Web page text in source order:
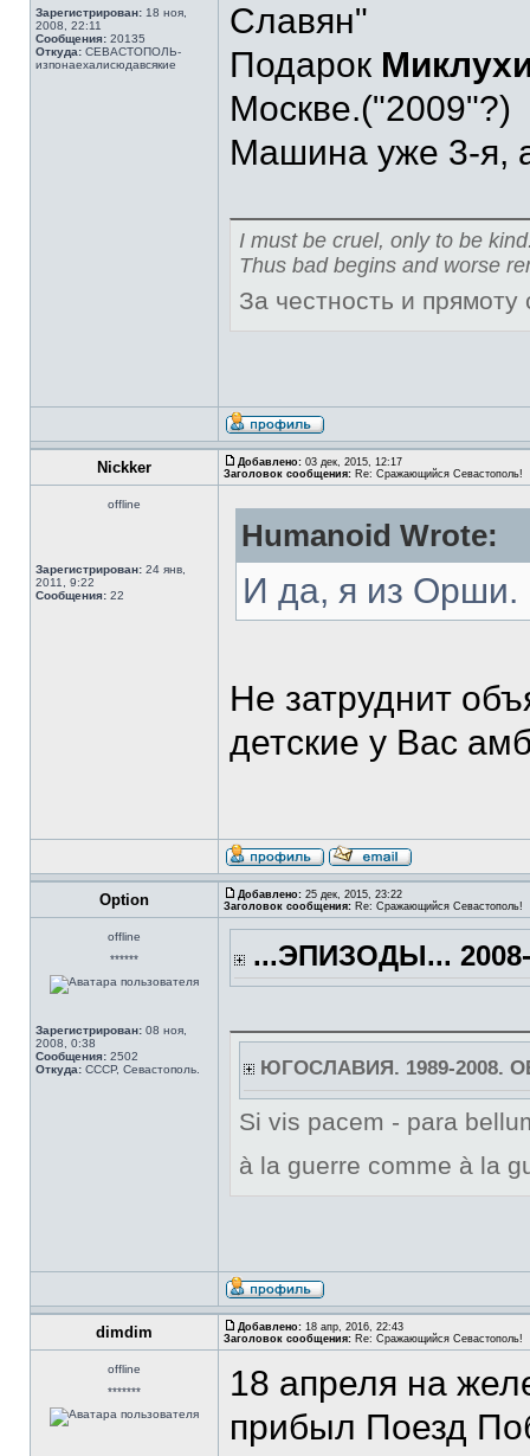
Зарегистрирован: 18 ноя,
2008, 22:11
Сообщения: 20135
Откуда: СЕВАСТОПОЛЬ-
изпонаехалисюдавсякие
Славян"
Подарок
Москве.("2009"?)
Машина уже 3-я,
I must be cruel, only to be
Thus bad begins and worse
За честность и
Nickker Добавлено: 03 дек, 2015, 12:17
Заголовок сообщения: Re: Сражающийся Севастополь!
offline
Зарегистрирован: 24 янв,
2011, 9:22
Сообщения: 22
Humanoid Wrote:
И да, я из Орши.
Не затруднит
детские у Вас
Option Добавлено: 25 дек, 2015, 23:22
Заголовок сообщения: Re: Сражающийся Севастополь!
offline
******
Зарегистрирован: 08 ноя,
2008, 0:38
Сообщения: 2502
Откуда: СССР, Севастополь.
...ЭПИЗОДЫ... 2008-
ЮГОСЛАВИЯ. 1989-2008.
Si vis pacem - para
à la guerre comme à la
dimdim Добавлено: 18 апр, 2016, 22:43
Заголовок сообщения: Re: Сражающийся Севастополь!
offline
*******
18 апреля на
прибыл Поезд